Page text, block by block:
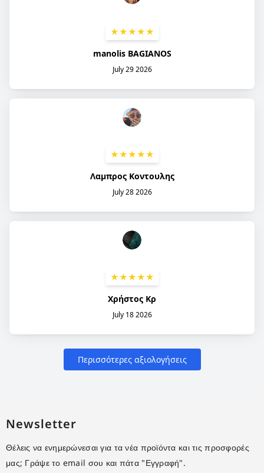
Newsletter
Θέλεις να ενημερώνεσαι για τα νέα προϊόντα και τις προσφορές
μας; Γράψε το email σου και πάτα "Εγγραφή".